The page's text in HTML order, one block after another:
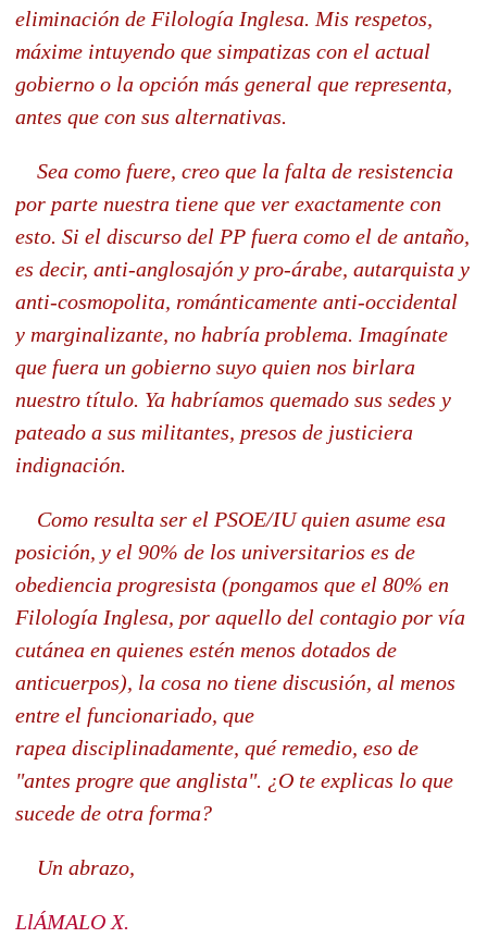
eliminación de Filología Inglesa. Mis respetos,
máxime intuyendo que simpatizas con el actual
gobierno o la opción más general que representa,
antes que con sus alternativas.
Sea como fuere, creo que la falta de resistencia
por parte nuestra tiene que ver exactamente con
esto. Si el discurso del PP fuera como el de antaño,
es decir, anti-anglosajón y pro-árabe, autarquista y
anti-cosmopolita, románticamente anti-occidental
y marginalizante, no habría problema. Imagínate
que fuera un gobierno suyo quien nos birlara
nuestro título. Ya habríamos quemado sus sedes y
pateado a sus militantes, presos de justiciera
indignación.
Como resulta ser el PSOE/IU quien asume esa
posición, y el 90% de los universitarios es de
obediencia progresista (pongamos que el 80% en
Filología Inglesa, por aquello del contagio por vía
cutánea en quienes estén menos dotados de
anticuerpos), la cosa no tiene discusión, al menos
entre el funcionariado, que
rapea disciplinadamente, qué remedio, eso de
"antes progre que anglista". ¿O te explicas lo que
sucede de otra forma?
Un abrazo,
LlÁMALO X.